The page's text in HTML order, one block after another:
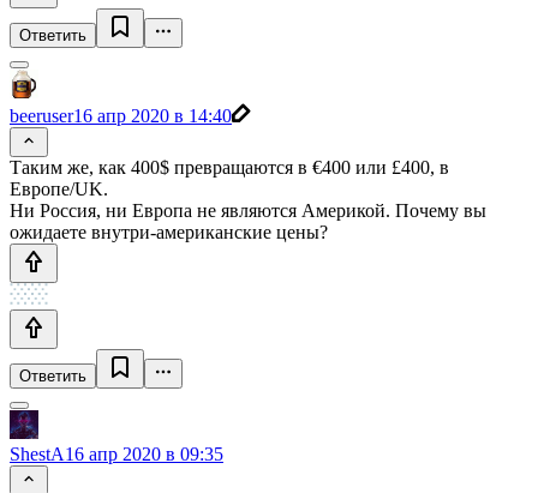
Ответить
beeruser16 апр 2020 в 14:40
Таким же, как 400$ превращаются в €400 или £400, в
Европе/UK.
Ни Россия, ни Европа не являются Америкой. Почему вы
ожидаете внутри-американские цены?
Ответить
ShestA16 апр 2020 в 09:35